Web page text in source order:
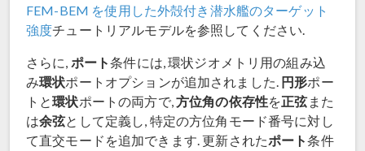
FEM-BEM を使用した外殻付き潜水艦のターゲット
強度チュートリアルモデルを参照してください.
さらに, ポート条件には, 環状ジオメトリ用の組み込
み環状ポートオプションが追加されました. 円形ポー
トと環状ポートの両方で,方位角の依存性を正弦また
は余弦として定義し, 特定の方位角モード番号に対し
て直交モードを追加できます. 更新されたポート条件